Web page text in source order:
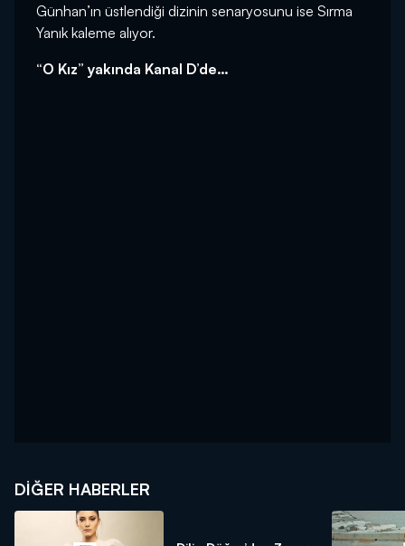
Günhan’ın üstlendiği dizinin senaryosunu ise Sırma
Yanık kaleme alıyor.
“O Kız” yakında Kanal D’de…
DIĞER HABERLER